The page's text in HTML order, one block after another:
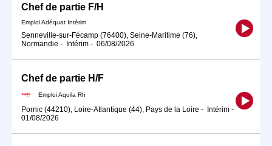
Chef de partie F/H
Emploi Adéquat Intérim
Senneville-sur-Fécamp (76400), Seine-Maritime (76),
Normandie - Intérim - 06/08/2026
Chef de partie H/F
Emploi Aquila Rh
Pornic (44210), Loire-Atlantique (44), Pays de la Loire - Intérim -
01/08/2026